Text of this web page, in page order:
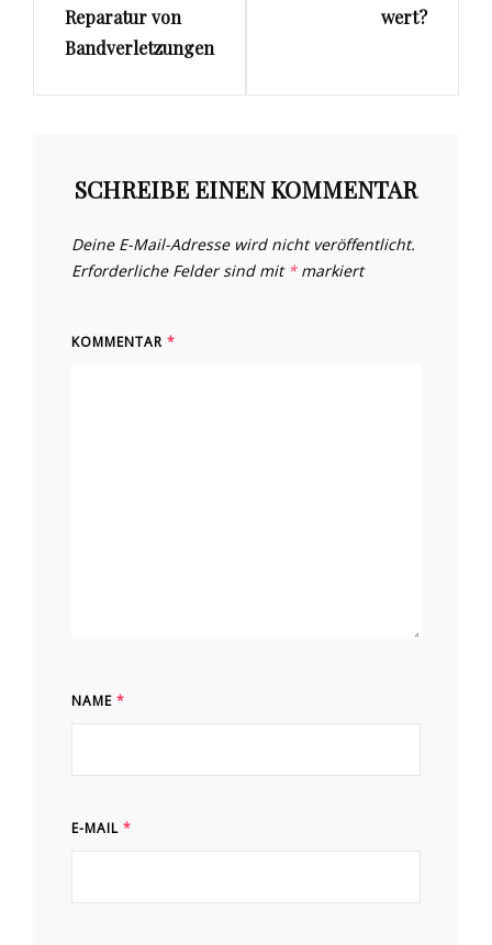
Reparatur von
Bandverletzungen
wert?
SCHREIBE EINEN KOMMENTAR
Deine E-Mail-Adresse wird nicht veröffentlicht.
Erforderliche Felder sind mit *markiert
KOMMENTAR *
NAME *
E-MAIL *